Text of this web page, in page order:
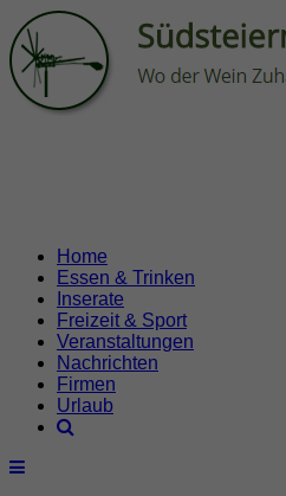
Home
Essen & Trinken
Inserate
Freizeit & Sport
Veranstaltungen
Nachrichten
Firmen
Urlaub